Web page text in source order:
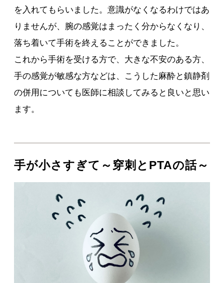
を入れてもらいました。意識がなくなるわけではあ
りませんが、腕の感覚はまったく分からなくなり、
落ち着いて手術を終えることができました。
これから手術を受ける方で、大きな不安のある方、
手の感覚が敏感な方などは、こうした麻酔と鎮静剤
の併用についても医師に相談してみると良いと思い
ます。
手が小さすぎて～穿刺とPTAの話～